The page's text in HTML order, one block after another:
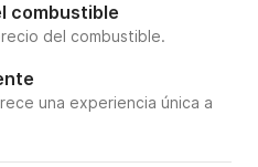
combustible
del combustible.
una experiencia única a